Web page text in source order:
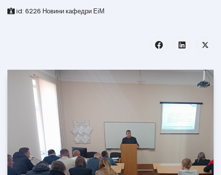
id: 6226 Новини кафедри ЕіМ